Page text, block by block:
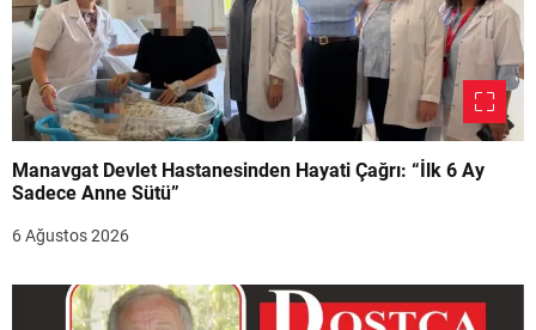
Manavgat Devlet Hastanesinden Hayati Çağrı: “İlk 6 Ay
Sadece Anne Sütü”
6 Ağustos 2026